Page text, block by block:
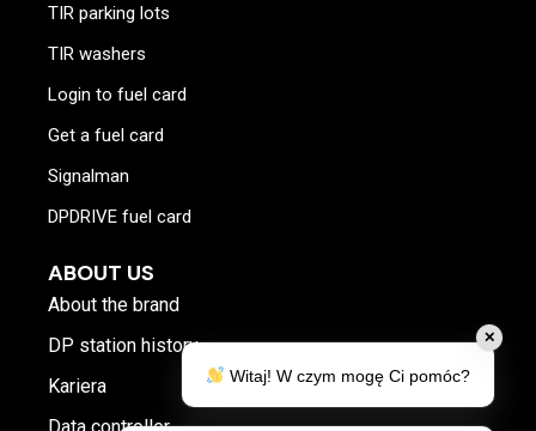
TIR parking lots
TIR washers
Login to fuel card
Get a fuel card
Signalman
DPDRIVE fuel card
ABOUT US
About the brand
DP station history
Kariera
Data controller
✕
Witaj! W czym mogę Ci pomóc?